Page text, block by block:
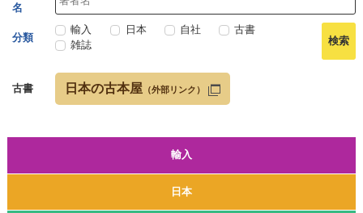
輸入
日本
名
分類
輸入 日本 自社
古書
雑誌
古書 日本の古本屋 （外部リンク）